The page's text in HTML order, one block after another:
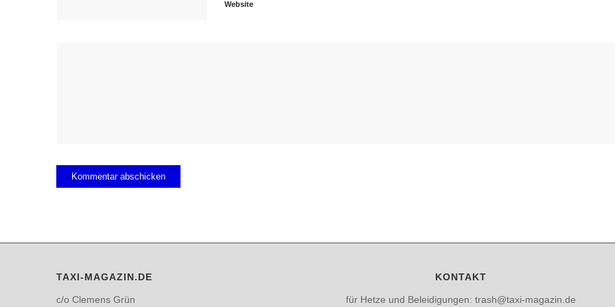
Website
TAXI-MAGAZIN.DE
c/o Clemens Grün
KONTAKT
für Hetze und Beleidigungen: trash@taxi-magazin.de